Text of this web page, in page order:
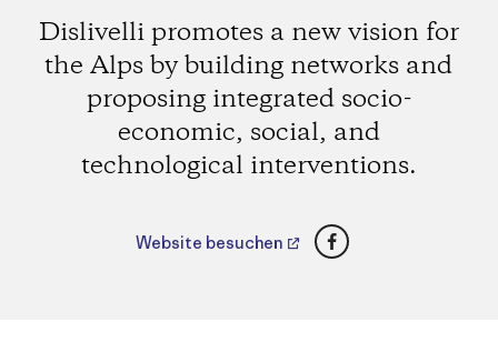
Dislivelli promotes a new vision for
the Alps by building networks and
proposing integrated socio-
economic, social, and
technological interventions.
Website besuchen Facebook